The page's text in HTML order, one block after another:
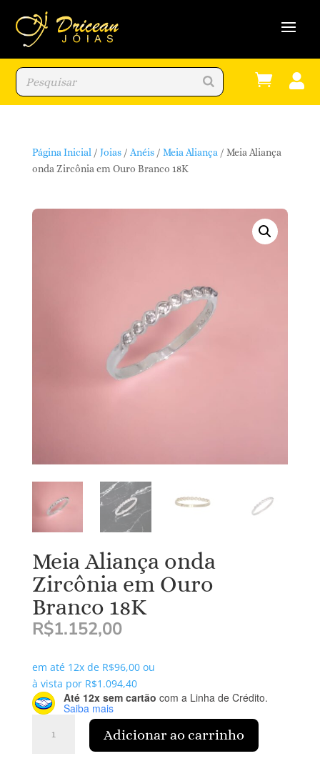
 
Página Inicial / Joias/ Anéis/ Meia Aliança / Meia Aliança
onda Zircônia em Ouro Branco 18K
Meia Aliança onda
Zircônia em Ouro
Branco 18K
R$1.152,00
em até 12x de R$96,00 ou
à vista por R$1.094,40
Até 12x sem cartão com a Linha de Crédito.
Saiba mais
Aliança
Adicionar ao carrinho